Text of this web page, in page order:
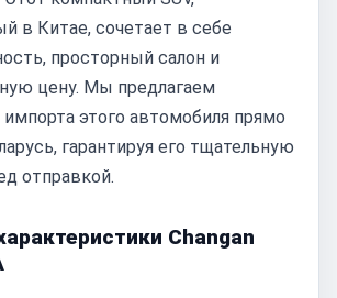
в Китае, сочетает в себе
просторный салон и
цену. Мы предлагаем
этого автомобиля прямо
гарантируя его тщательную
отправкой.
Changan